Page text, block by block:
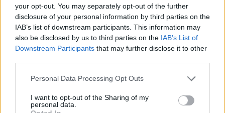
your opt-out. You may separately opt-out of the further
disclosure of your personal information by third parties on the
IAB’s list of downstream participants. This information may
also be disclosed by us to third parties on the IAB’s List of
Downstream Participants that may further disclose it to other
Please note that this website/app uses one or more Google
not limited to your visit or usage behaviour. You may click to
grant or deny consent to Google and its third-party tags to
Personal Data Processing Opt Outs
I want to opt-out of the Sharing of my
personal data.
ΔΙΑΒΑΖΟΝΤΑΙ ΤΩΡΑ
Αγγελόπουλοι: «Δε δεχόμαστε την εξομοίωση,
σκοτάδι»